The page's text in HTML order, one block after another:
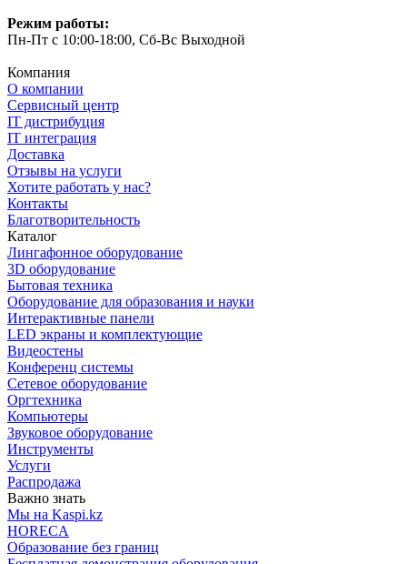
Режим работы:
Пн-Пт с 10:00-18:00, Сб-Вс Выходной
Компания
О компании
Сервисный центр
IT дистрибуция
IT интеграция
Доставка
Отзывы на услуги
Хотите работать у нас?
Контакты
Благотворительность
Каталог
Лингафонное оборудование
3D оборудование
Бытовая техника
Оборудование для образования и науки
Интерактивные панели
LED экраны и комплектующие
Видеостены
Конференц системы
Сетевое оборудование
Оргтехника
Компьютеры
Звуковое оборудование
Инструменты
Услуги
Распродажа
Важно знать
Мы на Kaspi.kz
HORECA
Образование без границ